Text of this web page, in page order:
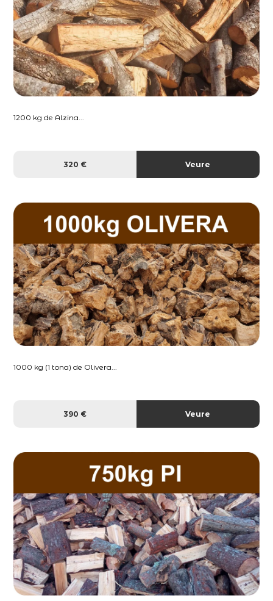
1200 kg de Alzina...
320 € Veure
1000 kg (1 tona) de Olivera...
390 € Veure